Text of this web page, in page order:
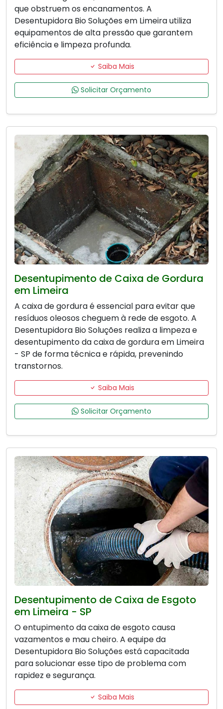
que obstruem os encanamentos. A
Desentupidora Bio Soluções em Limeira utiliza
equipamentos de alta pressão que garantem
eficiência e limpeza profunda.
Saiba Mais
Solicitar Orçamento
Desentupimento de Caixa de Gordura
em Limeira
A caixa de gordura é essencial para evitar que
resíduos oleosos cheguem à rede de esgoto. A
Desentupidora Bio Soluções realiza a limpeza e
desentupimento da caixa de gordura em Limeira
- SP de forma técnica e rápida, prevenindo
transtornos.
Saiba Mais
Solicitar Orçamento
Desentupimento de Caixa de Esgoto
em Limeira - SP
O entupimento da caixa de esgoto causa
vazamentos e mau cheiro. A equipe da
Desentupidora Bio Soluções está capacitada
para solucionar esse tipo de problema com
rapidez e segurança.
Saiba Mais